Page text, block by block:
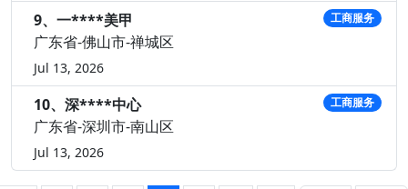
9、一****美甲
广东省-佛山市-禅城区
Jul 13, 2026
工商服务
10、深****中心
广东省-深圳市-南山区
Jul 13, 2026
工商服务